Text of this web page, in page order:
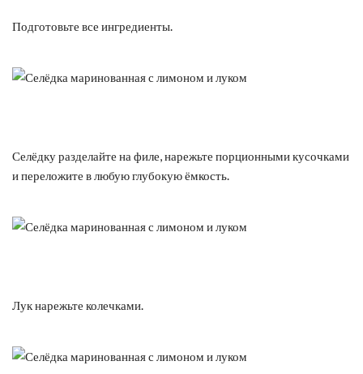
Подготовьте все ингредиенты.
Селёдку разделайте на филе, нарежьте порционными кусочками
и переложите в любую глубокую ёмкость.
Лук нарежьте колечками.